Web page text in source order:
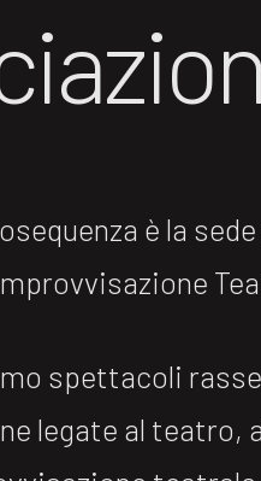
è la
spettacoli
legate al teatro,